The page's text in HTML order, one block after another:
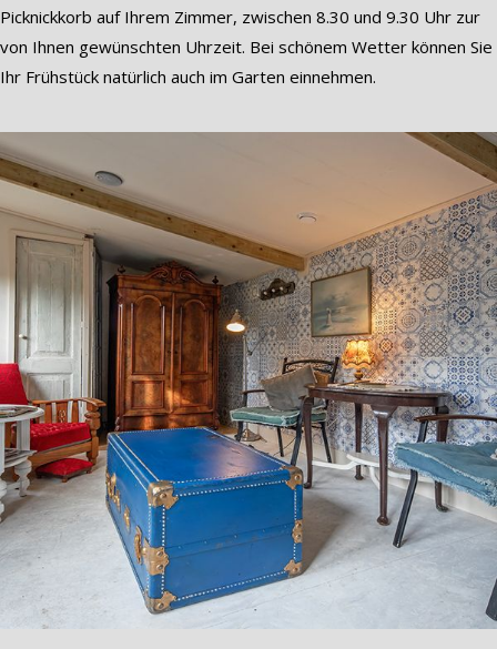
Picknickkorb auf Ihrem Zimmer, zwischen 8.30 und 9.30 Uhr zur
von Ihnen gewünschten Uhrzeit. Bei schönem Wetter können Sie
Ihr Frühstück natürlich auch im Garten einnehmen.